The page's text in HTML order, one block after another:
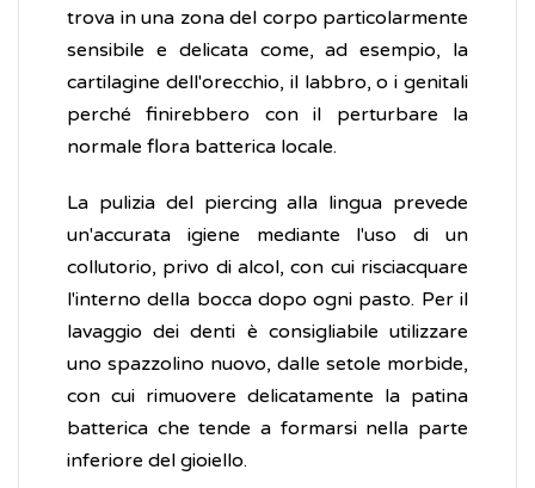
trova in una zona del corpo particolarmente
sensibile e delicata come, ad esempio, la
cartilagine dell'orecchio, il labbro, o i genitali
perché finirebbero con il perturbare la
normale flora batterica locale.
La pulizia del piercing alla lingua prevede
un'accurata igiene mediante l'uso di un
collutorio, privo di alcol, con cui risciacquare
l'interno della bocca dopo ogni pasto. Per il
lavaggio dei denti è consigliabile utilizzare
uno spazzolino nuovo, dalle setole morbide,
con cui rimuovere delicatamente la patina
batterica che tende a formarsi nella parte
inferiore del gioiello.